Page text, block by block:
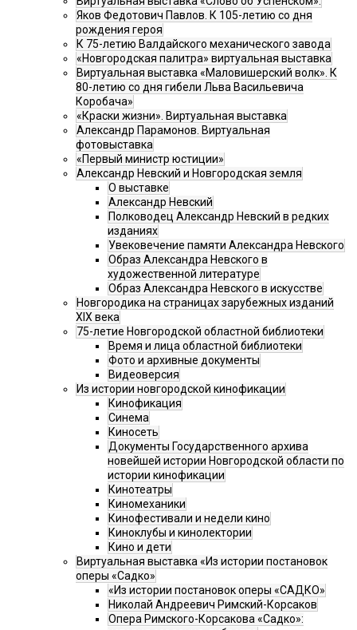
Яков Федотович Павлов. К 105-летию со дня
рождения героя
К 75-летию Валдайского механического завода
«Новгородская палитра» виртуальная выставка
Виртуальная выставка «Маловишерский волк». К
80-летию со дня гибели Льва Васильевича
Коробача»
«Краски жизни». Виртуальная выставка
Александр Парамонов. Виртуальная
фотовыставка
«Первый министр юстиции»
Александр Невский и Новгородская земля
О выставке
Александр Невский
Полководец Александр Невский в редких
изданиях
Увековечение памяти Александра Невского
Образ Александра Невского в
художественной литературе
Образ Александра Невского в искусстве
Новгородика на страницах зарубежных изданий
XIX века
75-летие Новгородской областной библиотеки
Время и лица областной библиотеки
Фото и архивные документы
Видеоверсия
Из истории новгородской кинофикации
Кинофикация
Синема
Киносеть
Документы Государственного архива
новейшей истории Новгородской области по
истории кинофикации
Кинотеатры
Киномеханики
Кинофестивали и недели кино
Киноклубы и кинолектории
Кино и дети
Виртуальная выставка «Из истории постановок
оперы «Садко»
«Из истории постановок оперы «САДКО»
Николай Андреевич Римский-Корсаков
Опера Римского-Корсакова «Садко»: